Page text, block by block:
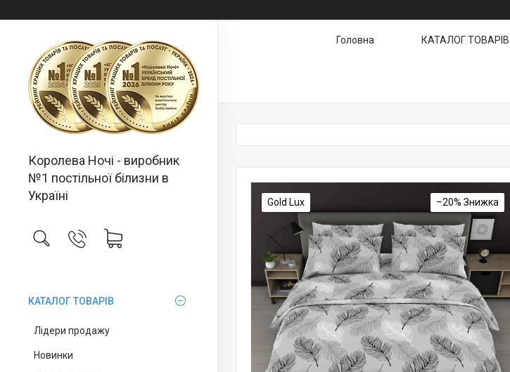
Королева Ночі - виробник
№1 постільної білизни в
Україні
КАТАЛОГ ТОВАРІВ
Лідери продажу
Новинки
Головна КАТАЛОГ ТОВАРІВ
Gold Lux –20%